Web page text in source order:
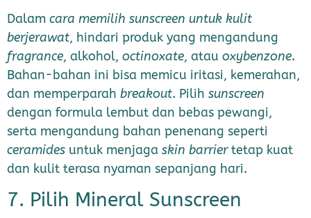
Dalam cara memilih sunscreen untuk kulit
berjerawat, hindari produk yang mengandung
fragrance, alkohol, octinoxate, atau oxybenzone.
Bahan-bahan ini bisa memicu iritasi, kemerahan,
dan memperparah breakout. Pilih sunscreen
dengan formula lembut dan bebas pewangi,
serta mengandung bahan penenang seperti
ceramides untuk menjaga skin barriertetap kuat
dan kulit terasa nyaman sepanjang hari.
7. Pilih Mineral Sunscreen